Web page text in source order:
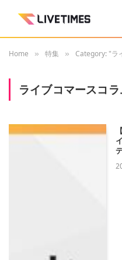
Home » 特集 » Category: "ラ
ライブコマースコ